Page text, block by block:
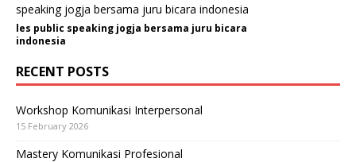
les public speaking jogja bersama juru bicara
indonesia
RECENT POSTS
Workshop Komunikasi Interpersonal
15 February 2026
Mastery Komunikasi Profesional